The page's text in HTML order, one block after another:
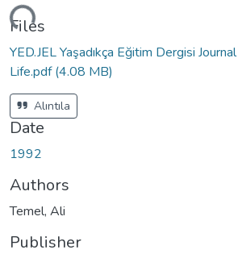
Files
YED.JEL Yaşadıkça Eğitim Dergisi
Life.pdf(4.08 MB)
Alıntıla
Date
1992
Authors
Temel, Ali
Publisher